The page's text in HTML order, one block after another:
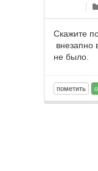
Скажите
внезапно
не было.